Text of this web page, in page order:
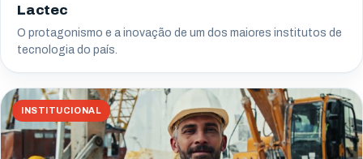
Lactec
O protagonismo e a inovação de um dos maiores institutos de
tecnologia do país.
INSTITUCIONAL